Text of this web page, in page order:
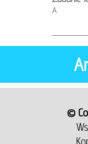
A
©